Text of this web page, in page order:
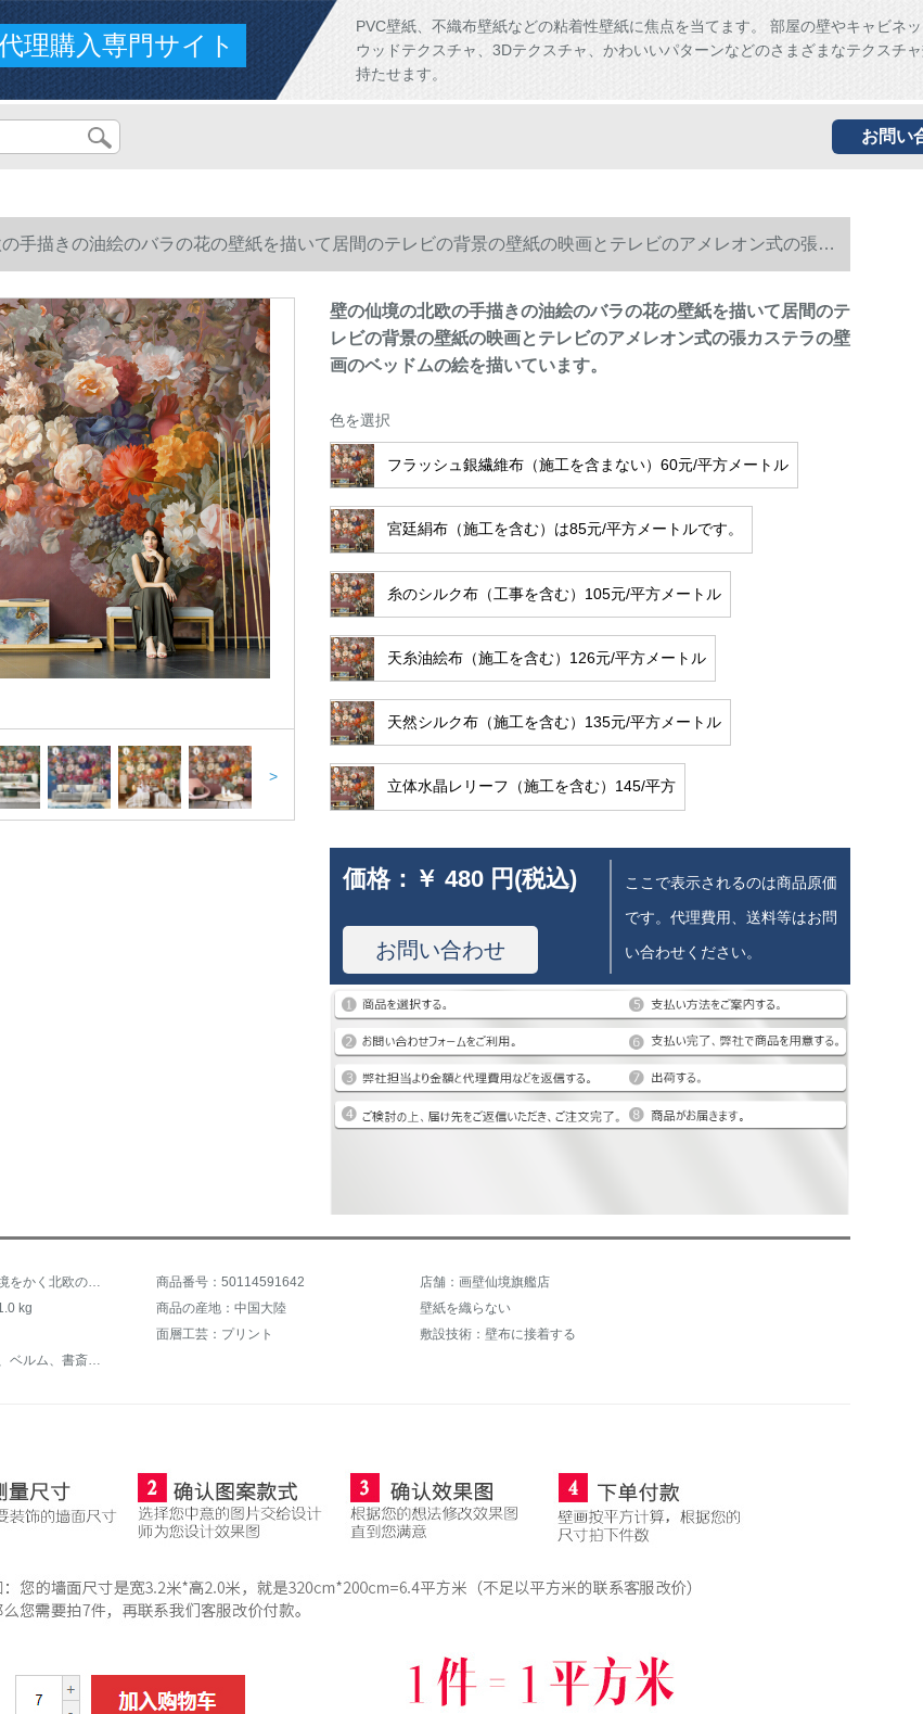
理購入専門サイト
PVC壁紙、不織布壁紙などの粘着性壁紙に焦点を当てます。 部屋の壁やキャビネ
ウッドテクスチャ、3Dテクスチャ、かわいいパターンなどのさまざまなテクスチ
持たせます。
お問い
手描きの油絵のバラの花の壁紙を描いて居間のテレビの背景の壁紙の映画とテレビのアメレオン式の張カ
ドムの絵を描いています。
>
壁の仙境の北欧の手描きの油絵のバラの花の壁紙を描いて居間のテ
レビの背景の壁紙の映画とテレビのアメレオン式の張カステラの壁
画のベッドムの絵を描いています。
色を選択
フラッシュ銀繊維布（施工を含まない）60元/平方メートル
宮廷絹布（施工を含む）は85元/平方メートルです。
糸のシルク布（工事を含む）105元/平方メートル
天糸油絵布（施工を含む）126元/平方メートル
天然シルク布（施工を含む）135元/平方メートル
立体水晶レリーフ（施工を含む）145/平方
価格： ￥ 480 円(税込)
お問い合わせ
ここで表示されるのは商品原価
です。代理費用、送料等はお問
い合わせください。
商品番号：50114591642
店舗：画壁仙境旗艦店
kg
商品の産地：中国大陸
壁紙を織らない
面層工芸：プリント
敷設技術：壁布に接着する